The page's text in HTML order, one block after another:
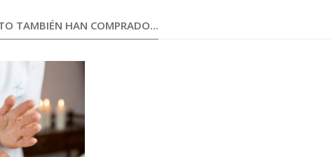
TAMBIÉN HAN COMPRADO...